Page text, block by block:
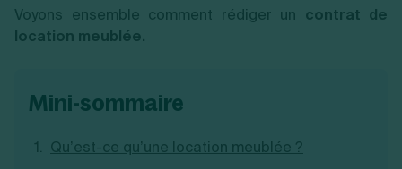
Mise en sommeil
Dissolution-liquidation
Logiciel de comptabilité
Gestion des achats
Par besoin
Je suis autonome
Je souhaite être accompagné
Sélection de fiches pratiques
Devenir auto entrepreneur
Création de SASU
Voyons ensemble comment rédiger un contrat de
location meublée.
mini-sommaire
Qu’est-ce qu’une location meublée ?